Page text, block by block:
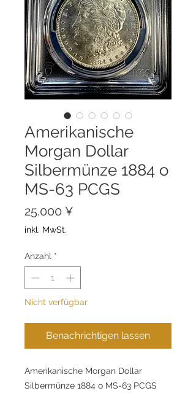
Amerikanische
Morgan Dollar
Silbermünze 1884 o
MS-63 PCGS
25.000 ¥
inkl. MwSt.
Anzahl *
Nicht verfügbar
Benachrichtigen lassen
Amerikanische Morgan Dollar
Silbermünze 1884 o MS-63 PCGS